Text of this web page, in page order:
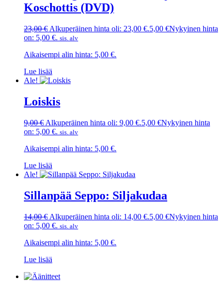
Koschottis (DVD)
23,00€ Alkuperäinen hinta oli: 23,00 €.5,00 €Nykyinen hinta
on: 5,00 €. sis. alv
Aikaisempi alin hinta: 5,00 €.
Lue lisää
Ale!
Loiskis
9,00€ Alkuperäinen hinta oli: 9,00 €.5,00 €Nykyinen hinta
on: 5,00 €. sis. alv
Aikaisempi alin hinta: 5,00 €.
Lue lisää
Ale!
Sillanpää Seppo: Siljakudaa
14,00€ Alkuperäinen hinta oli: 14,00 €.5,00 €Nykyinen hinta
on: 5,00 €. sis. alv
Aikaisempi alin hinta: 5,00 €.
Lue lisää